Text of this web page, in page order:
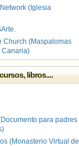
(Iglesia
Church (Maspalomas
Canaria)
libros....
para padres
(Monasterio Virtual de